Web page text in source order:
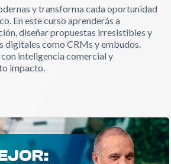
y transforma cada oportunidad
En este curso aprenderás a
diseñar propuestas irresistibles y
digitales como CRMs y embudos.
inteligencia comercial y
impacto.